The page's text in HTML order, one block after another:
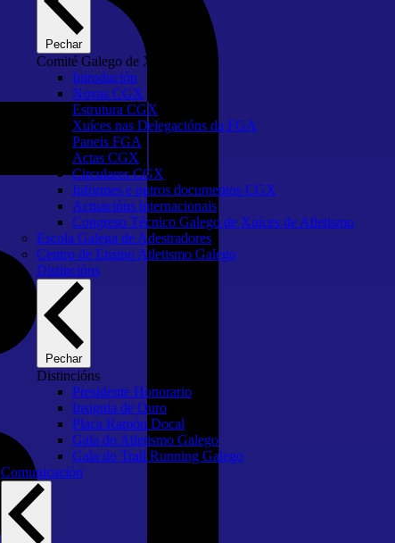
Pechar
Comité Galego de Xuíces
Introdución
Novas CGX
Estrutura CGX
Xuíces nas Delegacións da FGA
Paneis FGA
Actas CGX
Circulares CGX
Informes e outros documentos CGX
Actuacións internacionais
Congreso Técnico Galego de Xuíces de Atletismo
Escola Galega de Adestradores
Centro de Ensino Atletismo Galego
Distincións
Pechar
Distincións
Presidente Honorario
Insignia de Ouro
Placa Ramón Docal
Gala do Atletismo Galego
Gala do Trail Running Galego
Comunicación